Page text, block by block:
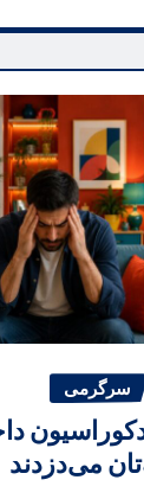
سرگرمی
دکوراسیون
می‌دزدند